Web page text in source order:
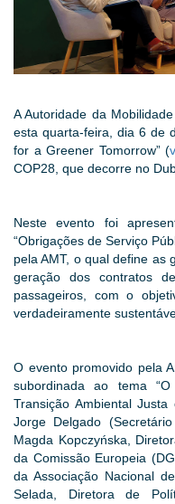
A Autoridade da
esta quarta-feira, dia 6 de
for a Greener Tomorrow” (
COP28, que decorre no
Neste evento foi
“Obrigações de Serviço
pela AMT, o qual define as
geração dos contratos
passageiros, com o
verdadeiramente
O evento promovido pela
subordinada ao tema
Transição Ambiental
Jorge Delgado
Magda Kopczyńska,
da Comissão Europeia
da Associação Nacional
Selada, Diretora de